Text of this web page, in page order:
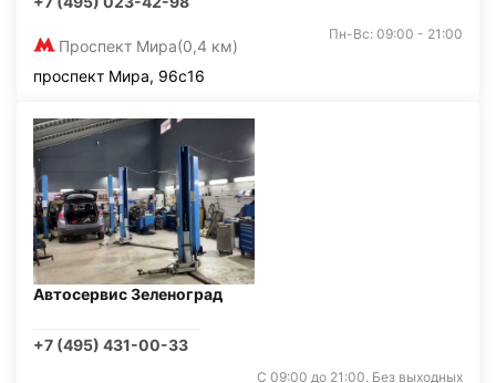
Проспект Мира(0,4 км)
Пн-Вс: 09:00 - 21:00
проспект Мира, 96с16
Автосервис Зеленоград
+7 (495) 431-00-33
С 09:00 до 21:00. Без выходных